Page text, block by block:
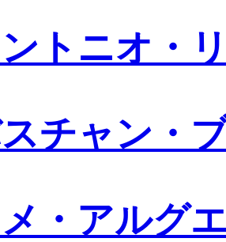
トニオ・
チャン・
・アルグ